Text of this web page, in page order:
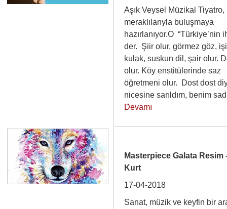
Aşık Veysel Müzikal Tiyatro,
meraklılarıyla buluşmaya
hazırlanıyor.O “Türkiye’nin
der. Şiir olur, görmez göz,
kulak, suskun dil, şair olur.
olur. Köy enstitülerinde saz
öğretmeni olur. Dost dost
nicesine sarıldım, benim
Devamı
Masterpiece Galata Resim
Kurt
17-04-2018
Sanat, müzik ve keyfin bir